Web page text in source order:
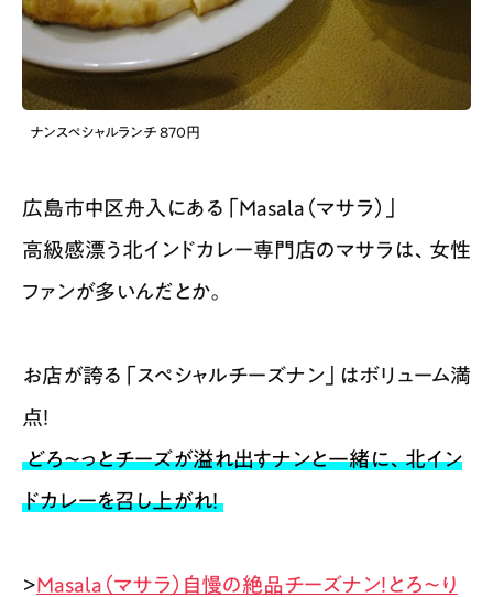
ナンスペシャルランチ 870円
広島市中区舟入にある「Masala（マサラ）」
高級感漂う北インドカレー専門店のマサラは、女性
ファンが多いんだとか。
お店が誇る「スペシャルチーズナン」はボリューム満
点！
どろ〜っとチーズが溢れ出すナンと一緒に、北イン
ドカレーを召し上がれ！​
>Masala（マサラ）自慢の絶品チーズナン！とろ〜り